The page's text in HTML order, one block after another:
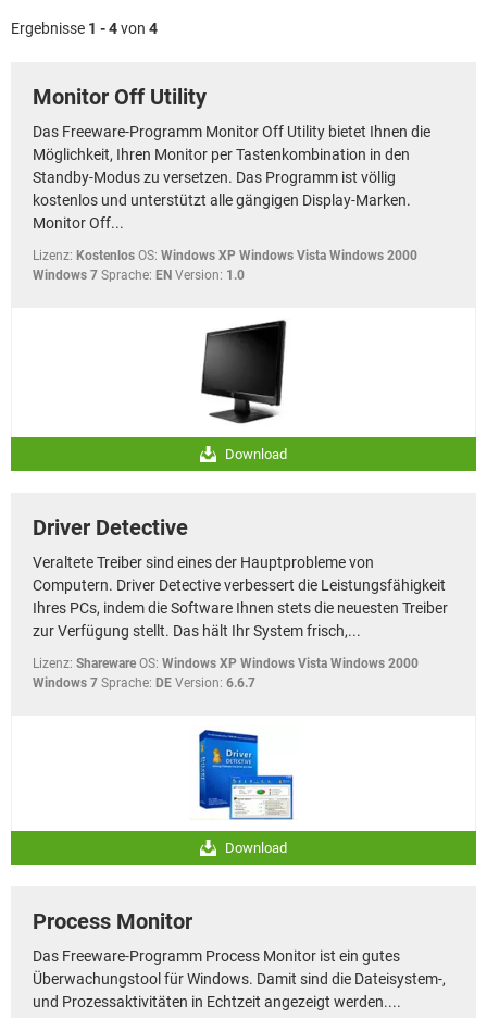
Ergebnisse 1 - 4von 4
Monitor Off Utility
Das Freeware-Programm Monitor Off Utility bietet Ihnen die
Möglichkeit, Ihren Monitor per Tastenkombination in den
Standby-Modus zu versetzen. Das Programm ist völlig
kostenlos und unterstützt alle gängigen Display-Marken.
Monitor Off...
Lizenz: Kostenlos OS: Windows XP Windows Vista Windows 2000
Windows 7 Sprache: EN Version: 1.0
Download
Driver Detective
Veraltete Treiber sind eines der Hauptprobleme von
Computern. Driver Detective verbessert die Leistungsfähigkeit
Ihres PCs, indem die Software Ihnen stets die neuesten Treiber
zur Verfügung stellt. Das hält Ihr System frisch,...
Lizenz: Shareware OS: Windows XP Windows Vista Windows 2000
Windows 7 Sprache: DE Version: 6.6.7
Download
Process Monitor
Das Freeware-Programm Process Monitor ist ein gutes
Überwachungstool für Windows. Damit sind die Dateisystem-,
und Prozessaktivitäten in Echtzeit angezeigt werden....